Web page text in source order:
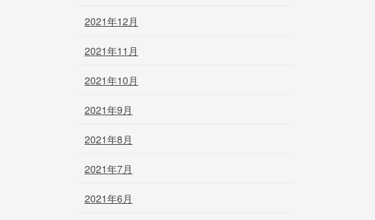
2021年12月
2021年11月
2021年10月
2021年9月
2021年8月
2021年7月
2021年6月